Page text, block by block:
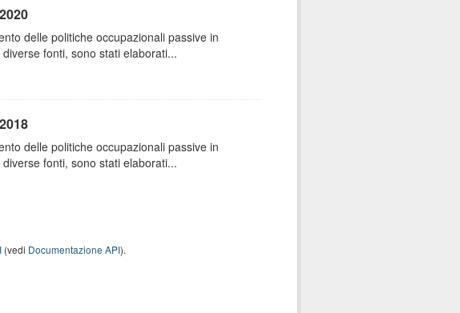
delle politiche occupazionali passive in
fonti, sono stati elaborati...
delle politiche occupazionali passive in
fonti, sono stati elaborati...
(vedi Documentazione API).